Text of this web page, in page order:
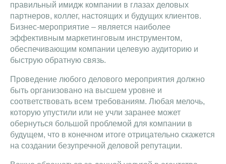
правильный имидж компании в глазах деловых
партнеров, коллег, настоящих и будущих клиентов.
Бизнес-мероприятие – является наиболее
эффективным маркетинговым инструментом,
обеспечивающим компании целевую аудиторию и
быструю обратную связь.
Проведение любого делового мероприятия должно
быть организовано на высшем уровне и
соответствовать всем требованиям. Любая мелочь,
которую упустили или не учли заранее может
обернуться большой проблемой для компании в
будущем, что в конечном итоге отрицательно скажется
на создании безупречной деловой репутации.